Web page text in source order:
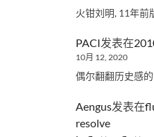
火钳刘明, 11年前
PACI发表在
10月 12, 2020
偶尔翻翻历史感
Aengus发表在
resolve